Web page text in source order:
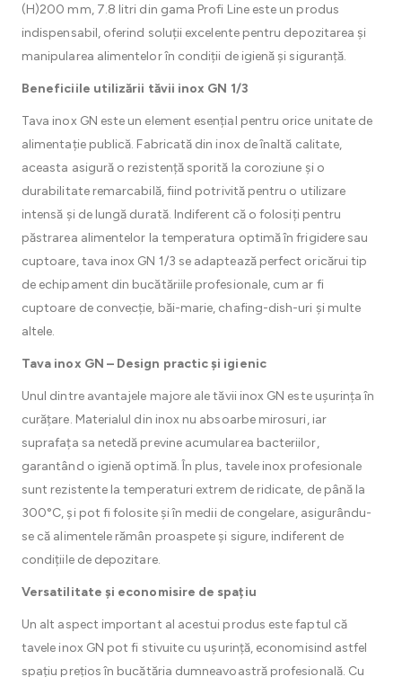
(H)200 mm, 7.8 litri din gama Profi Line este un produs
indispensabil, oferind soluții excelente pentru depozitarea și
manipularea alimentelor în condiții de igienă și siguranță.
Beneficiile utilizării tăvii inox GN 1/3
Tava inox GN este un element esențial pentru orice unitate de
alimentație publică. Fabricată din inox de înaltă calitate,
aceasta asigură o rezistență sporită la coroziune și o
durabilitate remarcabilă, fiind potrivită pentru o utilizare
intensă și de lungă durată. Indiferent că o folosiți pentru
păstrarea alimentelor la temperatura optimă în frigidere sau
cuptoare, tava inox GN 1/3 se adaptează perfect oricărui tip
de echipament din bucătăriile profesionale, cum ar fi
cuptoare de convecție, băi-marie, chafing-dish-uri și multe
altele.
Tava inox GN – Design practic și igienic
Unul dintre avantajele majore ale tăvii inox GN este ușurința în
curățare. Materialul din inox nu absoarbe mirosuri, iar
suprafața sa netedă previne acumularea bacteriilor,
garantând o igienă optimă. În plus, tavele inox profesionale
sunt rezistente la temperaturi extrem de ridicate, de până la
300°C, și pot fi folosite și în medii de congelare, asigurându-
se că alimentele rămân proaspete și sigure, indiferent de
condițiile de depozitare.
Versatilitate și economisire de spațiu
Un alt aspect important al acestui produs este faptul că
tavele inox GN pot fi stivuite cu ușurință, economisind astfel
spațiu prețios în bucătăria dumneavoastră profesională. Cu